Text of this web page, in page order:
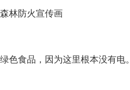
林防火宣传画
色食品，因为这里根本没有电。